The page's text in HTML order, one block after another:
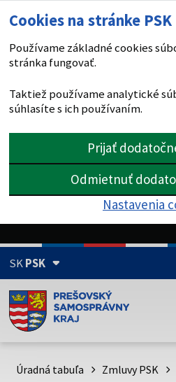
Cookies na stránke PSK
Používame základné cookies
stránka fungovať.
Taktiež používame analytické
súhlasíte s ich používaním.
Prijať
Odmietnuť
Nastavenia
SKPSK
Doména psk.sk je oficiálna
Toto je oficiálna webová stránka
psk.sk.
Úradná tabuľa Zmluvy PSK